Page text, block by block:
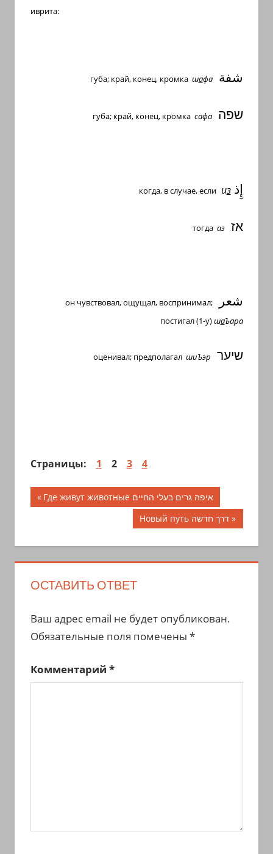
иврита:
شفة губа; край, конец, кромка шафа
שפה губа; край, конец, кромка сафа
إِذ когда, в случае, если из
אז тогда аз
شعرон чувствовал, ощущал, воспринимал;
постигал (1-у)шаЪара
שיער оценивал; предполагал шиЪэр
Страницы: 1 2 3 4
Навигация
записям
Предыдущая
запись;
Где живут животные איפה גרים בעלי החיים
Следующая
запись:
Новый путь דרך חדשה
ОСТАВИТЬ ОТВЕТ
Ваш адрес email не будет опубликован.
Обязательные поля помечены *
Комментарий *